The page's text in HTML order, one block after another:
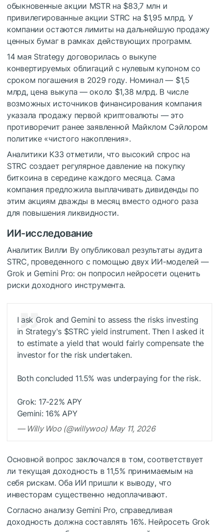
обыкновенные акции MSTR на $83,7 млн и
привилегированные акции STRC на $1,95 млрд. У
компании остаются лимиты на дальнейшую продажу
ценных бумаг в рамках действующих программ.
14 мая Strategy договорилась о выкупе
конвертируемых облигаций с нулевым купоном со
сроком погашения в 2029 году. Номинал — $1,5
млрд, цена выкупа — около $1,38 млрд. В числе
возможных источников финансирования компания
указала продажу первой криптовалюты — это
противоречит ранее заявленной Майклом Сэйлором
политике «чистого накопления».
Аналитики K33 отметили, что высокий спрос на
STRC создает регулярное давление на покупку
биткоина в середине каждого месяца. Сама
компания предложила выплачивать дивиденды по
этим акциям дважды в месяц вместо одного раза
для повышения ликвидности.
ИИ-исследование
Аналитик Вилли Ву опубликовал результаты аудита
STRC, проведенного с помощью двух ИИ-моделей —
Grok и Gemini Pro: он попросил нейросети оценить
риски доходного инструмента.
I ask Grok and Gemini to assess the risks investing
in Strategy's $STRC yield instrument. Then I asked it
to estimate a yield that would fairly compensate the
investor for the risk undertaken.
Both concluded 11.5% was underpaying for the risk.
Grok: 17-22% APY
Gemini: 16% APY
— Willy Woo (@willywoo) May 11, 2026
Основной вопрос заключался в том, соответствует
ли текущая доходность в 11,5% принимаемым на
себя рискам. Оба ИИ пришли к выводу, что
инвесторам существенно недоплачивают.
Согласно анализу Gemini Pro, справедливая
доходность должна составлять 16%. Нейросеть Grok